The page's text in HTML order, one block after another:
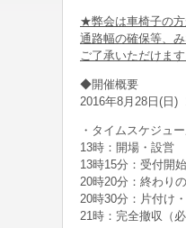
★弊会は車椅子の方
通路幅の確保等、
ご了承いただけま
◆開催概要
2016年8月28日(日)
・タイムスケジュ
13時：開場・設営
13時15分：受付開始
20時20分：終わり
20時30分：片付け
21時：完全撤収（必